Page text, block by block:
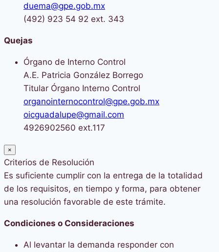
duema@gpe.gob.mx
(492) 923 54 92 ext. 343
Quejas
Órgano de Interno Control
A.E. Patricia González Borrego
Titular Órgano Interno Control
organointernocontrol@gpe.gob.mx
oicguadalupe@gmail.com
4926902560 ext.117
×
Criterios de Resolución
Es suficiente cumplir con la entrega de la totalidad
de los requisitos, en tiempo y forma, para obtener
una resolución favorable de este trámite.
Condiciones o Consideraciones
Al levantar la demanda responder con